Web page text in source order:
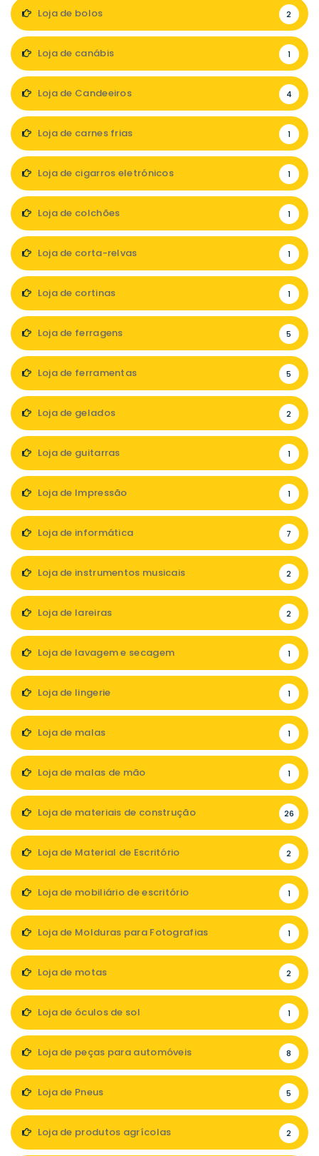
Loja de bolos 2
Loja de canábis 1
Loja de Candeeiros 4
Loja de carnes frias 1
Loja de cigarros eletrónicos 1
Loja de colchões 1
Loja de corta-relvas 1
Loja de cortinas 1
Loja de ferragens 5
Loja de ferramentas 5
Loja de gelados 2
Loja de guitarras 1
Loja de Impressão 1
Loja de informática 7
Loja de instrumentos musicais 2
Loja de lareiras 2
Loja de lavagem e secagem 1
Loja de lingerie 1
Loja de malas 1
Loja de malas de mão 1
Loja de materiais de construção 26
Loja de Material de Escritório 2
Loja de mobiliário de escritório 1
Loja de Molduras para Fotografias 1
Loja de motas 2
Loja de óculos de sol 1
Loja de peças para automóveis 8
Loja de Pneus 5
Loja de produtos agrícolas 2